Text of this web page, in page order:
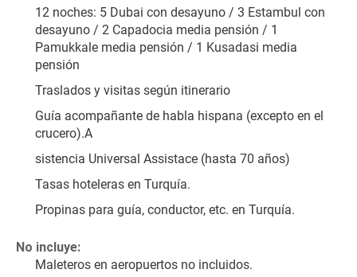
12 noches: 5 Dubai con desayuno / 3 Estambul con
desayuno / 2 Capadocia media pensión / 1
Pamukkale media pensión / 1 Kusadasi media
pensión
Traslados y visitas según itinerario
Guía acompañante de habla hispana (excepto en el
crucero).A
sistencia Universal Assistace (hasta 70 años)
Tasas hoteleras en Turquía.
Propinas para guía, conductor, etc. en Turquía.
No incluye:
Maleteros en aeropuertos no incluidos.